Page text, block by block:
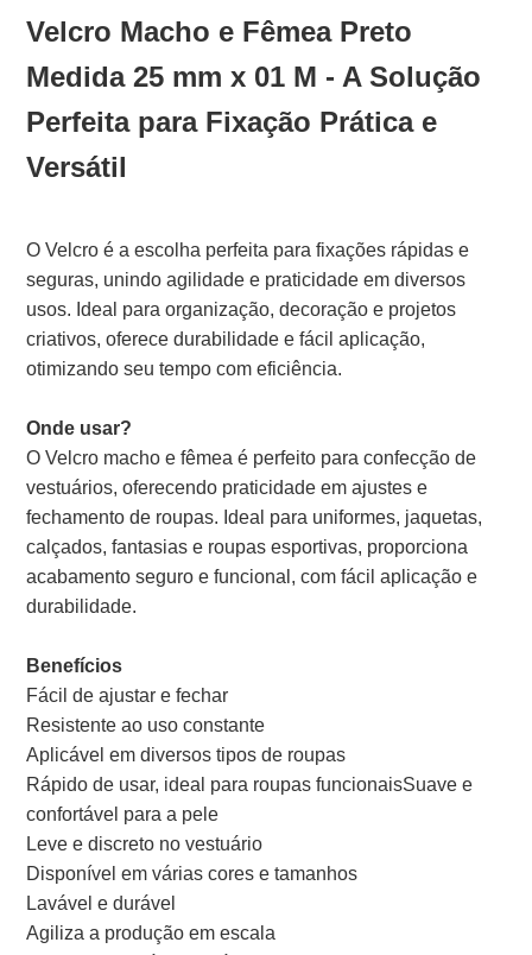
Velcro Macho e Fêmea Preto
Medida 25 mm x 01 M - A Solução
Perfeita para Fixação Prática e
Versátil
O Velcro é a escolha perfeita para fixações rápidas e
seguras, unindo agilidade e praticidade em diversos
usos. Ideal para organização, decoração e projetos
criativos, oferece durabilidade e fácil aplicação,
otimizando seu tempo com eficiência.
Onde usar?
O Velcro macho e fêmea é perfeito para confecção de
vestuários, oferecendo praticidade em ajustes e
fechamento de roupas. Ideal para uniformes, jaquetas,
calçados, fantasias e roupas esportivas, proporciona
acabamento seguro e funcional, com fácil aplicação e
durabilidade.
Benefícios
Fácil de ajustar e fechar
Resistente ao uso constante
Aplicável em diversos tipos de roupas
Rápido de usar, ideal para roupas funcionaisSuave e
confortável para a pele
Leve e discreto no vestuário
Disponível em várias cores e tamanhos
Lavável e durável
Agiliza a produção em escala